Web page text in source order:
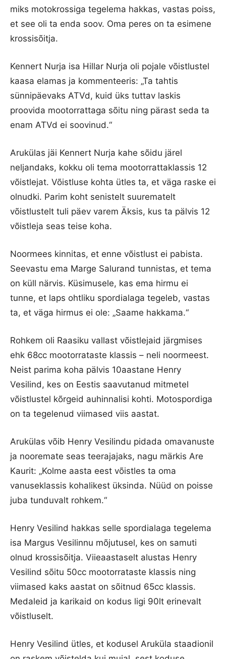
miks motokrossiga tegelema hakkas, vastas poiss,
et see oli ta enda soov. Oma peres on ta esimene
krossisõitja.
Kennert Nurja isa Hillar Nurja oli pojale võistlustel
kaasa elamas ja kommenteeris: „Ta tahtis
sünnipäevaks ATVd, kuid üks tuttav laskis
proovida mootorrattaga sõitu ning pärast seda ta
enam ATVd ei soovinud.“
Arukülas jäi Kennert Nurja kahe sõidu järel
neljandaks, kokku oli tema mootorrattaklassis 12
võistlejat. Võistluse kohta ütles ta, et väga raske ei
olnudki. Parim koht senistelt suurematelt
võistlustelt tuli päev varem Äksis, kus ta pälvis 12
võistleja seas teise koha.
Noormees kinnitas, et enne võistlust ei pabista.
Seevastu ema Marge Salurand tunnistas, et tema
on küll närvis. Küsimusele, kas ema hirmu ei
tunne, et laps ohtliku spordialaga tegeleb, vastas
ta, et väga hirmus ei ole: „Saame hakkama.“
Rohkem oli Raasiku vallast võistlejaid järgmises
ehk 68cc mootorrataste klassis – neli noormeest.
Neist parima koha pälvis 10aastane Henry
Vesilind, kes on Eestis saavutanud mitmetel
võistlustel kõrgeid auhinnalisi kohti. Motospordiga
on ta tegelenud viimased viis aastat.
Arukülas võib Henry Vesilindu pidada omavanuste
ja nooremate seas teerajajaks, nagu märkis Are
Kaurit: „Kolme aasta eest võistles ta oma
vanuseklassis kohalikest üksinda. Nüüd on poisse
juba tunduvalt rohkem.“
Henry Vesilind hakkas selle spordialaga tegelema
isa Margus Vesilinnu mõjutusel, kes on samuti
olnud krossisõitja. Viieaastaselt alustas Henry
Vesilind sõitu 50cc mootorrataste klassis ning
viimased kaks aastat on sõitnud 65cc klassis.
Medaleid ja karikaid on kodus ligi 90lt erinevalt
võistluselt.
Henry Vesilind ütles, et kodusel Aruküla staadionil